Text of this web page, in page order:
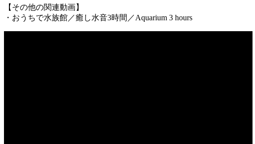
【その他の関連動画】
・おうちで水族館／癒し水音3時間／Aquarium 3 hours